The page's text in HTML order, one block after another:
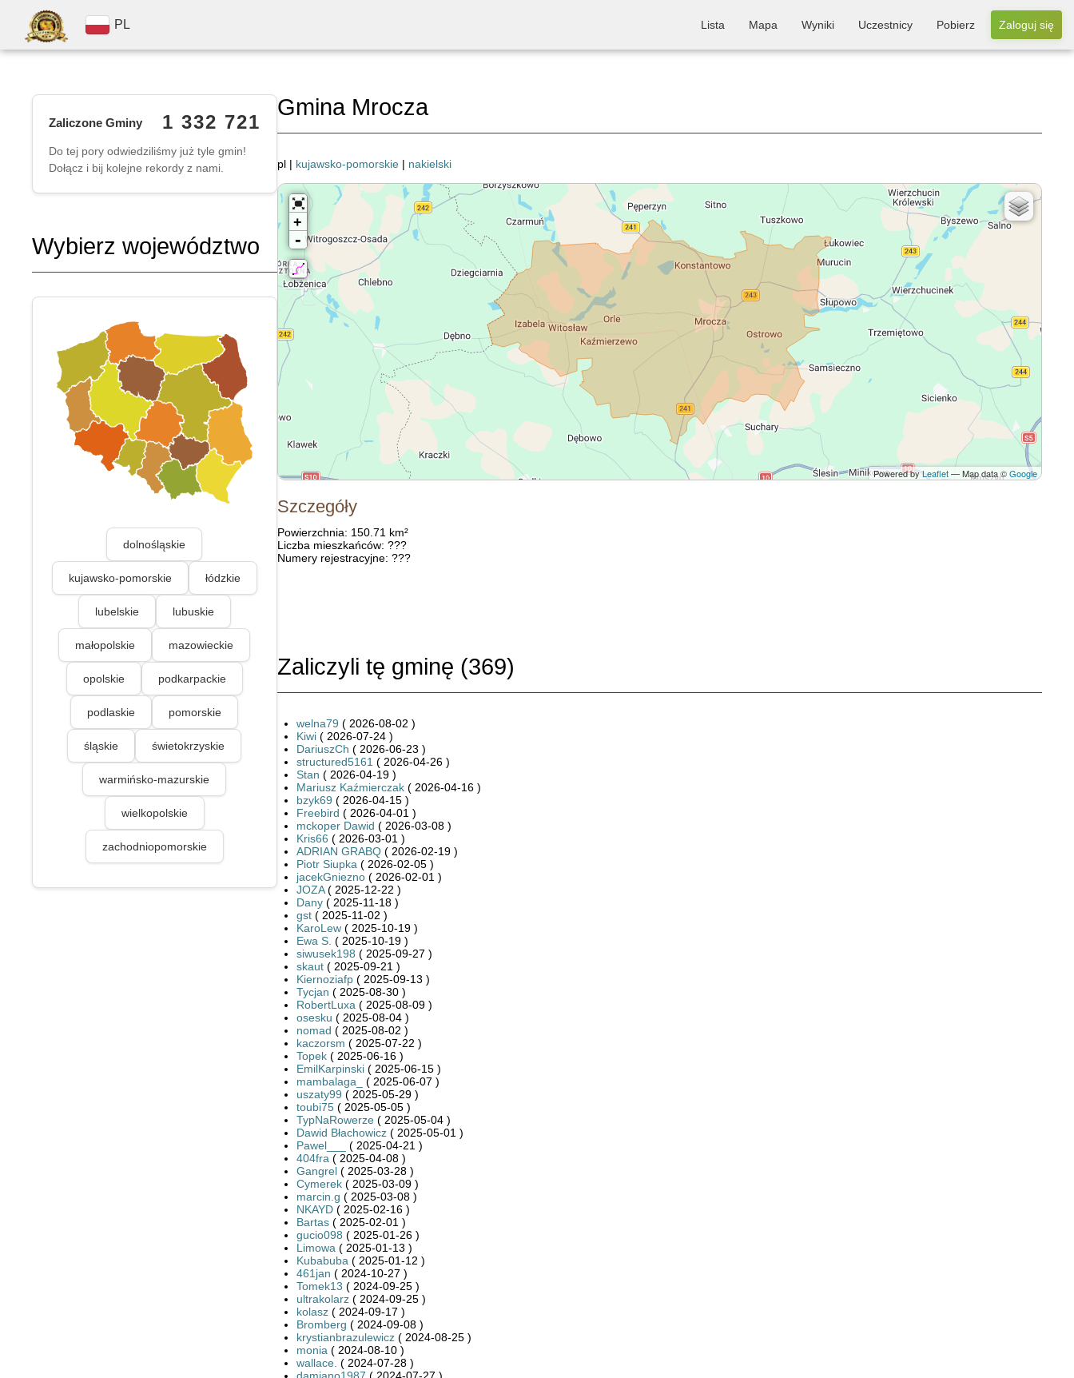
PL Lista Mapa Wyniki Uczestnicy Pobierz Zaloguj się
Zaliczone Gminy 1 332 721
Do tej pory odwiedziliśmy już tyle gmin!
Dołącz i bij kolejne rekordy z nami.
Wybierz województwo
dolnośląskie
kujawsko-pomorskie łódzkie
lubelskie lubuskie
małopolskie mazowieckie
opolskie podkarpackie
podlaskie pomorskie
śląskie świetokrzyskie
warmińsko-mazurskie
wielkopolskie
zachodniopomorskie
Gmina Mrocza
pl | kujawsko-pomorskie| nakielski
+
-
Powered byLeaflet— Map data ©Google
Szczegóły
Powierzchnia: 150.71 km²
Liczba mieszkańców: ???
Numery rejestracyjne: ???
Zaliczyli tę gminę (369)
welna79 ( 2026-08-02 )
Kiwi( 2026-07-24 )
DariuszCh ( 2026-06-23 )
structured5161 ( 2026-04-26 )
Stan ( 2026-04-19 )
Mariusz Kaźmierczak( 2026-04-16 )
bzyk69 ( 2026-04-15 )
Freebird ( 2026-04-01 )
mckoper Dawid ( 2026-03-08 )
Kris66 ( 2026-03-01 )
ADRIAN GRABQ( 2026-02-19 )
Piotr Siupka ( 2026-02-05 )
jacekGniezno( 2026-02-01 )
JOZA( 2025-12-22 )
Dany( 2025-11-18 )
gst( 2025-11-02 )
KaroLew( 2025-10-19 )
Ewa S. ( 2025-10-19 )
siwusek198 ( 2025-09-27 )
skaut( 2025-09-21 )
Kiernoziafp( 2025-09-13 )
Tycjan ( 2025-08-30 )
RobertLuxa ( 2025-08-09 )
osesku ( 2025-08-04 )
nomad ( 2025-08-02 )
kaczorsm ( 2025-07-22 )
Topek( 2025-06-16 )
EmilKarpinski( 2025-06-15 )
mambalaga_
( 2025-06-07 )
uszaty99 ( 2025-05-29 )
toubi75( 2025-05-05 )
TypNaRowerze( 2025-05-04 )
Dawid Błachowicz( 2025-05-01 )
Pawel___
( 2025-04-21 )
404fra ( 2025-04-08 )
Gangrel( 2025-03-28 )
Cymerek( 2025-03-09 )
marcin.g ( 2025-03-08 )
NKAYD( 2025-02-16 )
Bartas( 2025-02-01 )
gucio098 ( 2025-01-26 )
Limowa ( 2025-01-13 )
Kubabuba ( 2025-01-12 )
461jan ( 2024-10-27 )
Tomek13 ( 2024-09-25 )
ultrakolarz( 2024-09-25 )
kolasz( 2024-09-17 )
Bromberg ( 2024-09-08 )
krystianbrazulewicz( 2024-08-25 )
monia ( 2024-08-10 )
wallace. ( 2024-07-28 )
damiano1987 ( 2024-07-27 )